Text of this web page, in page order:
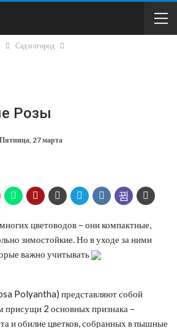
Сад и огород
Розы
Пятница, 27 марта
цветоводов – они компактные,
зимостойкие. Но в уходе за ними
важно учитывать
Polyantha) представляют собой
присущи 2 основных признака –
и обилие цветков, собранных в пышные